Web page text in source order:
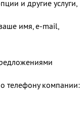
и другие услуги,
имя, e-mail,
телефону компании: